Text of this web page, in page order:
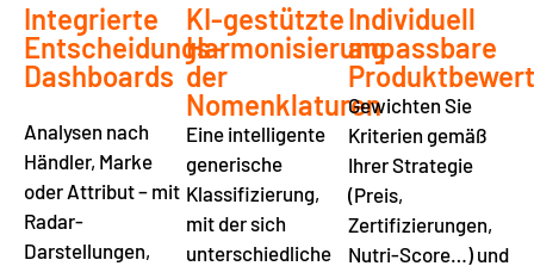
Integrierte
Entscheidungs-
Dashboards
Analysen nach
Händler, Marke
oder Attribut – mit
Radar-
Darstellungen,
KI-gestützte
Harmonisierung
der
Nomenklaturen
Eine intelligente
generische
Klassifizierung,
mit der sich
unterschiedliche
Individuell
anpassbare
Gewichten Sie
Kriterien gemäß
Ihrer Strategie
(Preis,
Zertifizierungen,
Nutri-Score…) und